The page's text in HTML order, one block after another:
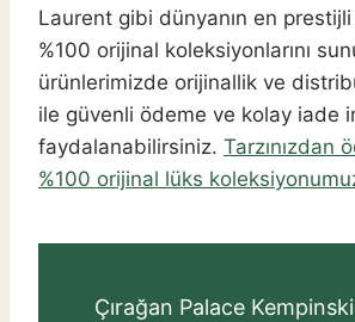
Laurent gibi dünyanın en prestijli
%100 orijinal koleksiyonlarını
ürünlerimizde orijinallik ve
ile güvenli ödeme ve kolay iade
faydalanabilirsiniz. Tarzınızdan
%100 orijinal lüks
Çırağan Palace